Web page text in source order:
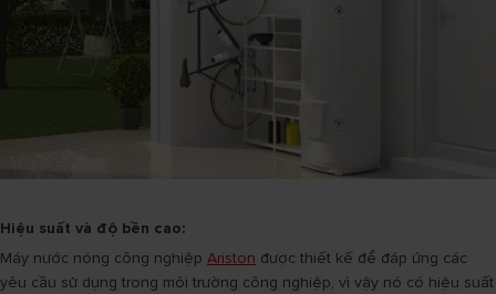
Hiệu suất và độ bền cao:
Máy nước nóng công nghiệp Ariston được thiết kế để đáp ứng các
yêu cầu sử dụng trong môi trường công nghiệp, vì vậy nó có hiệu suất